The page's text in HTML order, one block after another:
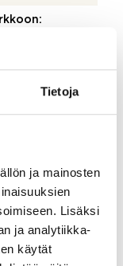
Tietoja
ja mainosten
Lisäksi
ja analytiikka-
käytät